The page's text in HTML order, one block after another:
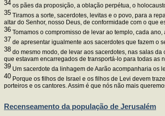
34 os pães da proposição, a oblação perpétua, o
35 Tiramos a sorte, sacerdotes, levitas e o povo, para a
altar do Senhor, nosso Deus, de conformidade com o que
36 Tomamos o compromisso de levar ao templo, cada
37 de apresentar igualmente aos sacerdotes que fazem o
38 do mesmo modo, de levar aos sacerdotes, nas salas
que estavam encarregados de transportá-lo para todas as
39 Um sacerdote da linhagem de Aarão acompanharia os
40 Porque os filhos de Israel e os filhos de Levi devem
porteiros e os cantores. Assim é que nós não mais
Recenseamento da população de Jerusalém